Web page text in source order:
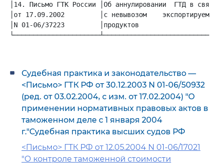
│14. Письмо ГТК России │Об аннулировании  ГТД в
│от 17.09.2002         │с невывозом
│N 01-06/37223         │продуктов
Судебная практика и законодательство —
<Письмо> ГТК РФ от 30.12.2003 N 01-06/50932
(ред. от 03.02.2004, с изм. от 17.02.2004) "О
применении нормативных правовых актов в
таможенном деле с 1 января 2004
г."Судебная практика высших судов РФ
<Письмо> ГТК РФ от 12.05.2004 N 01-06/17021
"О контроле таможенной стоимости